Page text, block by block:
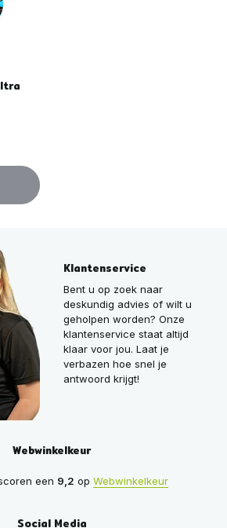
Klantenservice
Bent u op zoek naar
deskundig advies of wilt u
geholpen worden? Onze
klantenservice staat altijd
klaar voor jou. Laat je
verbazen hoe snel je
antwoord krijgt!
Webwinkelkeur
een 9,2 op Webwinkelkeur
Social Media